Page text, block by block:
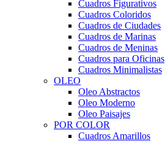
Cuadros Figurativos
Cuadros Coloridos
Cuadros de Ciudades
Cuadros de Marinas
Cuadros de Meninas
Cuadros para Oficinas
Cuadros Minimalistas
OLEO
Oleo Abstractos
Oleo Moderno
Oleo Paisajes
POR COLOR
Cuadros Amarillos